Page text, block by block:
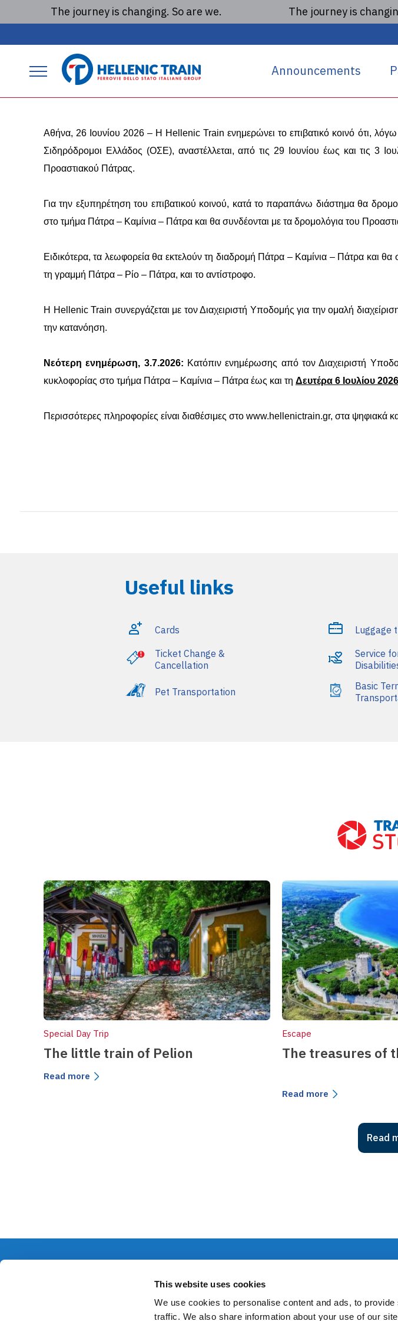
This website uses cookies
We use cookies to personalise content and ads, to
traffic. We also share information about your use of our
The journey is changing. So are we. The journey is changing.
r
i
m
y
a
i
m
n
u
Announcements
ΑΝΑΚΟΙΝΩΣΗ 26/06/2026 -
δρομολογίων στον Προαστιακό
Αθήνα, 26 Ιουνίου 2026 – Η Hellenic Train ενημερώνει το επιβατικό κοινό ότι,
Σιδηρόδρομοι Ελλάδος (ΟΣΕ), αναστέλλεται, από τις 29 Ιουνίου έως και τις 3
Προαστιακού Πάτρας.
Για την εξυπηρέτηση του επιβατικού κοινού, κατά το παραπάνω διάστημα θα
στο τμήμα Πάτρα – Καμίνια – Πάτρα και θα συνδέονται με τα δρομολόγια του
Ειδικότερα, τα λεωφορεία θα εκτελούν τη διαδρομή Πάτρα – Καμίνια – Πάτρα και
τη γραμμή Πάτρα – Ρίο – Πάτρα, και το αντίστροφο.
Η Hellenic Train συνεργάζεται με τον Διαχειριστή Υποδομής για την ομαλή
την κατανόηση.
Νεότερη ενημέρωση, 3.7.2026: Κατόπιν ενημέρωσης από τον Διαχειριστή
κυκλοφορίας στο τμήμα Πάτρα – Καμίνια – Πάτρα έως και τη Δευτέρα 6 Ιουλίου
Περισσότερες πληροφορίες είναι διαθέσιμες στο www.hellenictrain.gr, στα ψηφιακά
Useful links
Cards Luggage
Ticket Change &
Cancellation
Service
Pet Transportation
Basic
Special Day Trip
The little train of Pelion
Read more
Escape
The treasures of
Read more
Read